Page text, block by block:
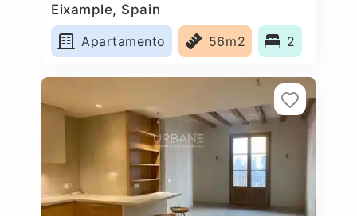
Eixample, Spain
Apartamento
56m2 2